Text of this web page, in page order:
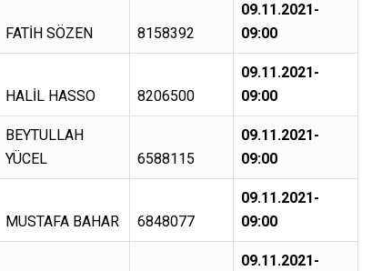
FATİH SÖZEN 8158392
09.11.2021-
09:00
HALİL HASSO 8206500
09.11.2021-
09:00
BEYTULLAH
YÜCEL
6588115
09.11.2021-
09:00
MUSTAFA BAHAR 6848077
09.11.2021-
09:00
09.11.2021-